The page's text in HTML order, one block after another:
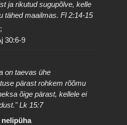
ja rikutud sugupõlve, kelle
tähed maailmas. Fl 2:14-15
30:6-9
on taevas ühe
pärast rohkem rõõmu
õige pärast, kellele ei
Lk 15:7
nelipüha